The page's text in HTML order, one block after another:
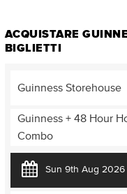
ACQUISTARE
BIGLIETTI
Guinness Storehouse
Guinness + 48 Hour
Combo